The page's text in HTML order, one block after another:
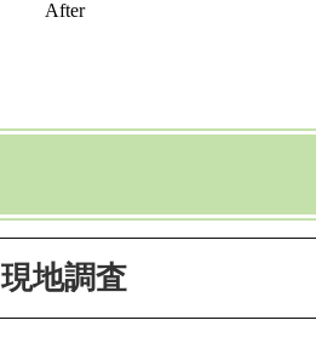
After
現地調査